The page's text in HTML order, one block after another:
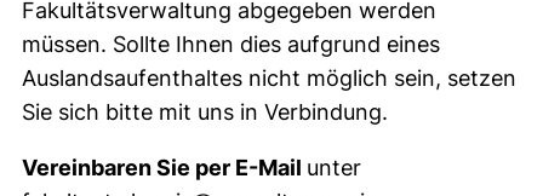
Fakultätsverwaltung abgegeben werden
müssen. Sollte Ihnen dies aufgrund eines
Auslandsaufenthaltes nicht möglich sein, setzen
Sie sich bitte mit uns in Verbindung.
Vereinbaren Sie per E-Mail unter